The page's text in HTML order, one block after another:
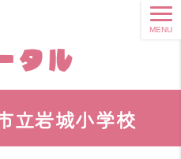
立岩城小学校
MENU